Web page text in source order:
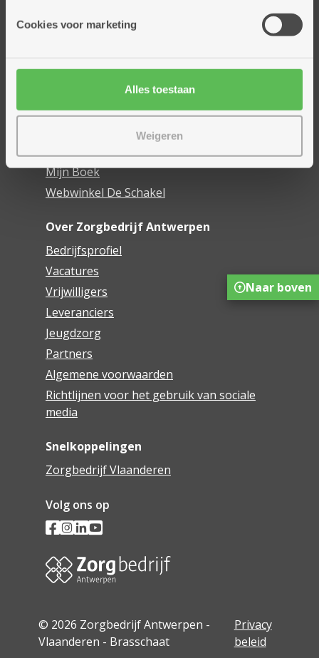
Cookies voor marketing
Alles toestaan
Weigeren
Dienstencentra
Woonzorgcentra
Financieel comfort
Mijn Zorgbedrijf
Mijn Boek
Webwinkel De Schakel
Over Zorgbedrijf Antwerpen
Bedrijfsprofiel
Vacatures
Vrijwilligers
Leveranciers
Jeugdzorg
Partners
Algemene voorwaarden
Richtlijnen voor het gebruik van sociale
media
Snelkoppelingen
Zorgbedrijf Vlaanderen
Volg ons op
© 2026 Zorgbedrijf Antwerpen -
Vlaanderen - Brasschaat
Privacy
beleid
Naar boven